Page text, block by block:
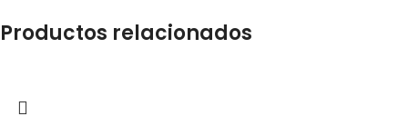
Productos relacionados